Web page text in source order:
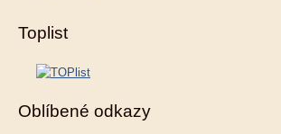
Toplist
Oblíbené odkazy